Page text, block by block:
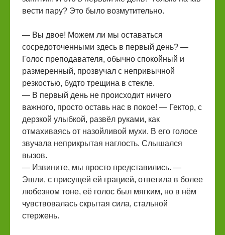
вести пару? Это было возмутительно.
— Вы двое! Можем ли мы оставаться
сосредоточенными здесь в первый день? —
Голос преподавателя, обычно спокойный и
размеренный, прозвучал с непривычной
резкостью, будто трещина в стекле.
— В первый день не происходит ничего
важного, просто оставь нас в покое! — Гектор, с
дерзкой улыбкой, развёл руками, как
отмахиваясь от назойливой мухи. В его голосе
звучала неприкрытая наглость. Слышался
вызов.
— Извините, мы просто представились. —
Эшли, с присущей ей грацией, ответила в более
любезном тоне, её голос был мягким, но в нём
чувствовалась скрытая сила, стальной
стержень.